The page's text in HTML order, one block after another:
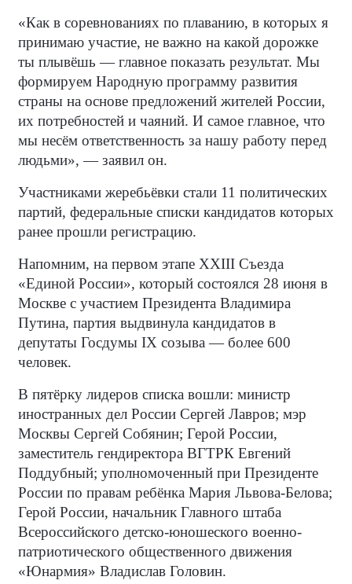
«Как в соревнованиях по плаванию, в которых я
принимаю участие, не важно на какой дорожке
ты плывёшь — главное показать результат. Мы
формируем Народную программу развития
страны на основе предложений жителей России,
их потребностей и чаяний. И самое главное, что
мы несём ответственность за нашу работу перед
людьми», — заявил он.
Участниками жеребьёвки стали 11 политических
партий, федеральные списки кандидатов которых
ранее прошли регистрацию.
Напомним, на первом этапе XXIII Съезда
«Единой России», который состоялся 28 июня в
Москве с участием Президента Владимира
Путина, партия выдвинула кандидатов в
депутаты Госдумы IX созыва — более 600
человек.
В пятёрку лидеров списка вошли: министр
иностранных дел России Сергей Лавров; мэр
Москвы Сергей Собянин; Герой России,
заместитель гендиректора ВГТРК Евгений
Поддубный; уполномоченный при Президенте
России по правам ребёнка Мария Львова-Белова;
Герой России, начальник Главного штаба
Всероссийского детско-юношеского военно-
патриотического общественного движения
«Юнармия» Владислав Головин.